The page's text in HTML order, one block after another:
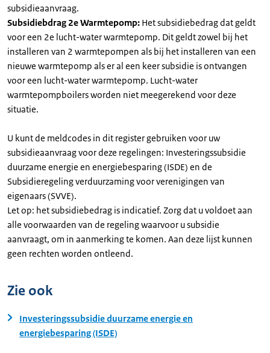
subsidieaanvraag.
Subsidiebdrag 2e Warmtepomp: Het subsidiebedrag dat geldt
voor een 2e lucht-water warmtepomp. Dit geldt zowel bij het
installeren van 2 warmtepompen als bij het installeren van een
nieuwe warmtepomp als er al een keer subsidie is ontvangen
voor een lucht-water warmtepomp. Lucht-water
warmtepompboilers worden niet meegerekend voor deze
situatie.
U kunt de meldcodes in dit register gebruiken voor uw
subsidieaanvraag voor deze regelingen: Investeringssubsidie
duurzame energie en energiebesparing (ISDE) en de
Subsidieregeling verduurzaming voor verenigingen van
eigenaars (SVVE).
Let op: het subsidiebedrag is indicatief. Zorg dat u voldoet aan
alle voorwaarden van de regeling waarvoor u subsidie
aanvraagt, om in aanmerking te komen. Aan deze lijst kunnen
geen rechten worden ontleend.
Zie ook
Investeringssubsidie duurzame energie en
energiebesparing (ISDE)